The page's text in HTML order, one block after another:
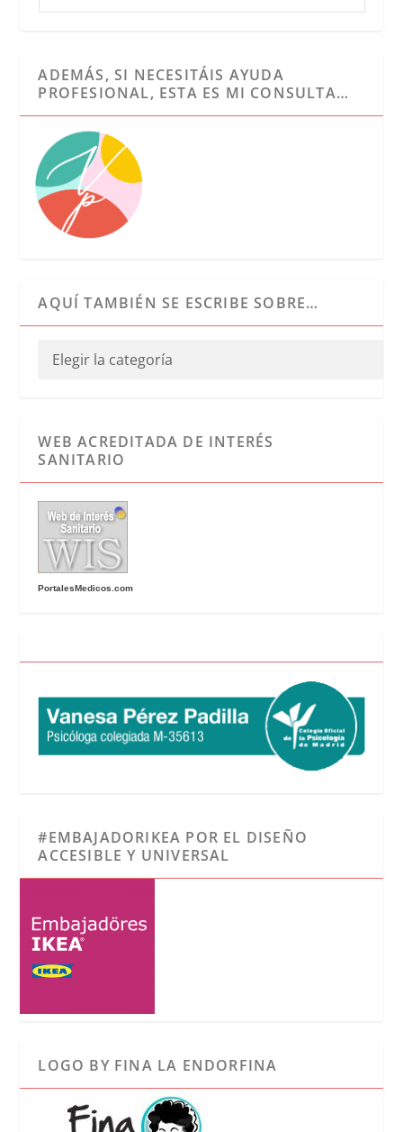
ADEMÁS, SI NECESITÁIS AYUDA
PROFESIONAL, ESTA ES MI CONSULTA…
AQUÍ TAMBIÉN SE ESCRIBE SOBRE…
WEB ACREDITADA DE INTERÉS
SANITARIO
PortalesMedicos.com
#EMBAJADORIKEA POR EL DISEÑO
ACCESIBLE Y UNIVERSAL
LOGO BY FINA LA ENDORFINA